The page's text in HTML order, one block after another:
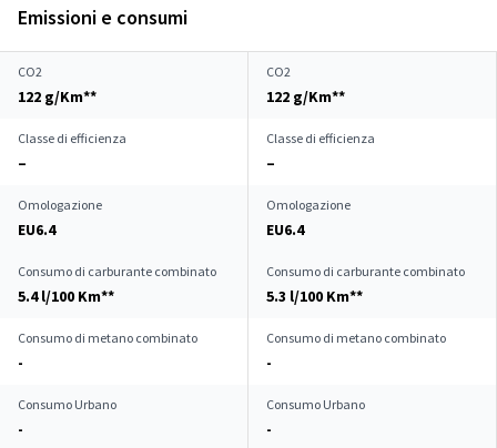
Emissioni e consumi
CO2
122 g/Km**
CO2
122 g/Km**
Classe di efficienza
–
Classe di efficienza
–
Omologazione
EU6.4
Omologazione
EU6.4
Consumo di carburante combinato
5.4 l/100 Km**
Consumo di carburante combinato
5.3 l/100 Km**
Consumo di metano combinato
-
Consumo di metano combinato
-
Consumo Urbano
-
Consumo Urbano
-